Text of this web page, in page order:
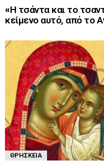
«Η τσάντα και το
κείμενο αυτό, από το
ΘΡΗΣΚΕΊΑ